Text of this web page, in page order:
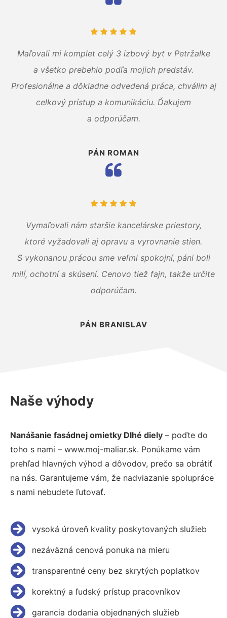
Maľovali mi komplet celý 3 izbový byt v Petržalke
a všetko prebehlo podľa mojich predstáv.
Profesionálne a dôkladne odvedená práca, chválim aj
celkový prístup a komunikáciu. Ďakujem
a odporúčam.
PÁN ROMAN
Vymaľovali nám staršie kancelárske priestory,
ktoré vyžadovali aj opravu a vyrovnanie stien.
S vykonanou prácou sme veľmi spokojní, páni boli
milí, ochotní a skúsení. Cenovo tiež fajn, takže určite
odporúčam.
PÁN BRANISLAV
Naše výhody
Nanášanie fasádnej omietky Dlhé diely – poďte do
toho s nami – www.moj-maliar.sk. Ponúkame vám
prehľad hlavných výhod a dôvodov, prečo sa obrátiť
na nás. Garantujeme vám, že nadviazanie spolupráce
s nami nebudete ľutovať.
vysoká úroveň kvality poskytovaných služieb
nezáväzná cenová ponuka na mieru
transparentné ceny bez skrytých poplatkov
korektný a ľudský prístup pracovníkov
garancia dodania objednaných služieb